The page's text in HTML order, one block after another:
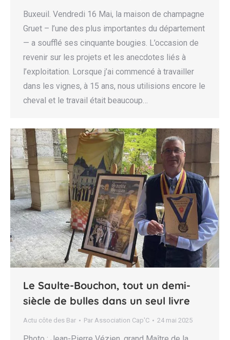
Buxeuil. Vendredi 16 Mai, la maison de champagne
Gruet – l’une des plus importantes du département
— a soufflé ses cinquante bougies. L’occasion de
revenir sur les projets et les anecdotes liés à
l’exploitation. Lorsque j’ai commencé à travailler
dans les vignes, à 15 ans, nous utilisions encore le
cheval et le travail était beaucoup…
Le Saulte-Bouchon, tout un demi-
siècle de bulles dans un seul livre
Actu côte des Bar Par Association Cap'C 24 mai 2025